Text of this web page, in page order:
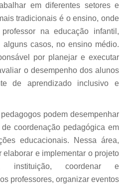
em diferentes setores e
tradicionais é o ensino, onde
na educação infantil,
casos, no ensino médio.
por planejar e executar
o desempenho dos alunos
de aprendizado inclusivo e
podem desempenhar
coordenação pedagógica em
educacionais. Nessa área,
e implementar o projeto
instituição, coordenar e
professores, organizar eventos